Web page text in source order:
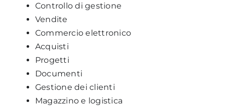
Controllo di gestione
Vendite
Commercio elettronico
Acquisti
Progetti
Documenti
Gestione dei clienti
Magazzino e logistica